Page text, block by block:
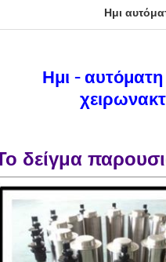
Ημι
Ημι -
δείγμα